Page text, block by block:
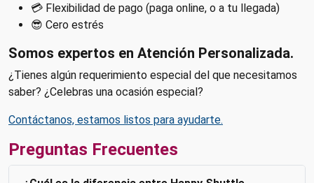
💳 Flexibilidad de pago (paga online, o a tu llegada)
😎 Cero estrés
Somos expertos en Atención Personalizada.
¿Tienes algún requerimiento especial del que necesitamos
saber? ¿Celebras una ocasión especial?
Contáctanos, estamos listos para ayudarte.
Preguntas Frecuentes